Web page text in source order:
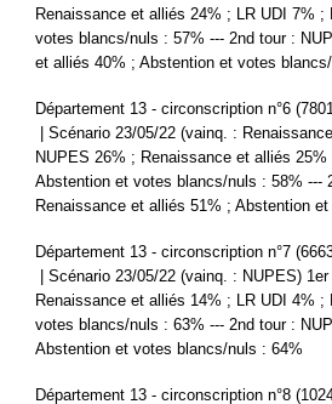
Renaissance et alliés 24% ; LR UDI 7% ;
votes blancs/nuls : 57% --- 2nd tour :
et alliés 40% ; Abstention et votes
Département 13 - circonscription n°6
| Scénario 23/05/22 (vainq. :
NUPES 26% ; Renaissance et alliés
Abstention et votes blancs/nuls : 58% ---
Renaissance et alliés 51% ; Abstention
Département 13 - circonscription n°7
| Scénario 23/05/22 (vainq. : NUPES)
Renaissance et alliés 14% ; LR UDI 4% ;
votes blancs/nuls : 63% --- 2nd tour :
Abstention et votes blancs/nuls : 64%
Département 13 - circonscription n°8